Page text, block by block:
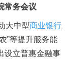
常务会议
大中型商业银行
”等提升服务能
设立普惠金融事